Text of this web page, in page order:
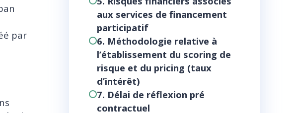
par
aux services de financement
participatif
6. Méthodologie relative à
l’établissement du scoring de
risque et du pricing (taux
d’intérêt)
7. Délai de réflexion pré
contractuel